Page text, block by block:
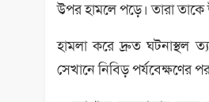
উপর হামলে পড়ে। তারা
হামলা করে দ্রুত ঘটনাস্থল
সেখানে নিবিড় পর্যবেক্ষণের